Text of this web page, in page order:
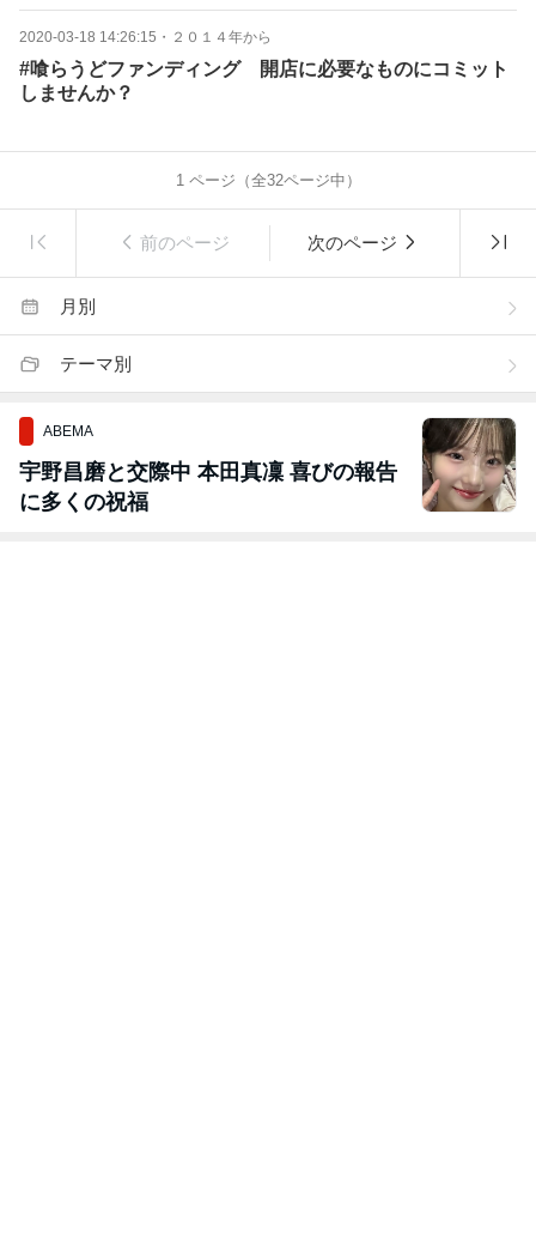
2020-03-18 14:26:15 ・ ２０１４年から
#喰らうどファンディング 開店に必要なものにコミット
しませんか？
1ページ（全32ページ中）
前のページ 次のページ
月別
テーマ別
ABEMA
宇野昌磨と交際中 本田真凜 喜びの報告
に多くの祝福